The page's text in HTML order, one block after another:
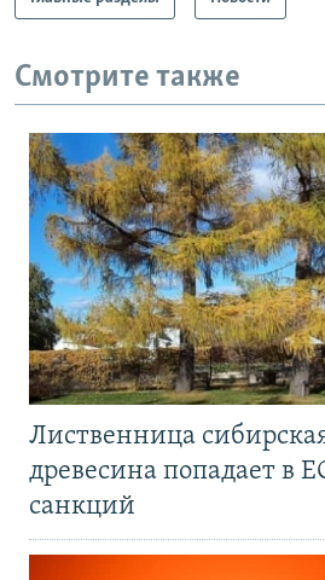
Смотрите также
Лиственница
древесина попадает в
санкций